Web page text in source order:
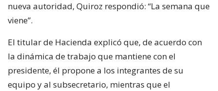
nueva autoridad, Quiroz respondió: “La semana que
viene”.
El titular de Hacienda explicó que, de acuerdo con
la dinámica de trabajo que mantiene con el
presidente, él propone a los integrantes de su
equipo y al subsecretario, mientras que el